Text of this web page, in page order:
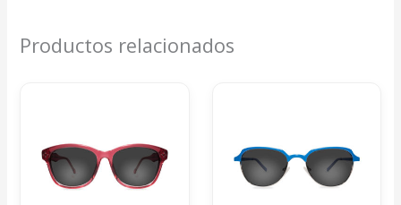
Productos relacionados